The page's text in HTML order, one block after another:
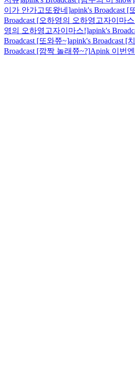
이가 안가고또왔네]apink's Broadcast [
Broadcast [오하영의 오하영고자이마
영의 오하영고자이마스!]apink's
Broadcast [또와쮸~]apink's Broadcast [
Broadcast [깜짝 놀래쮸~?]Apink 이번